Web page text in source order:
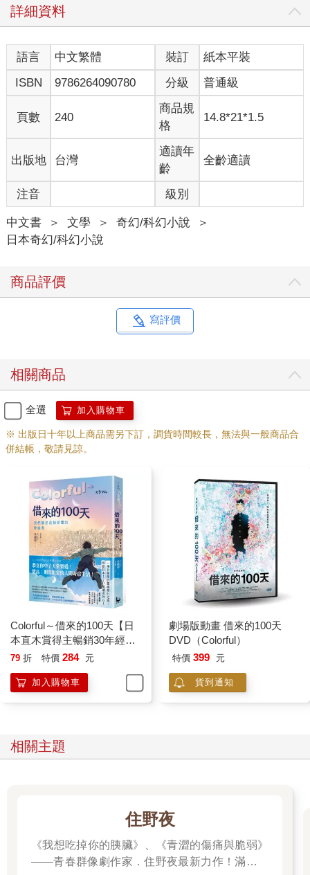
是誰都會嚇一跳吧。
「有心跳聲……也測得到血壓……這怎麼可能？！」
最後連醫生都一起大叫。
確認阿真復活了，叔叔、阿姨都開心得不得了。這也在所難免，
因為這兩人是阿真的媽媽和爸爸。畢竟是死去的兒子復活了，會
如此欣喜也是人之常情。他們一邊發出不成聲的聲音，一邊摸著
我的臉頰、手臂，抱住我的整個身軀。雖然是被毫不相識的人這
樣摸遍全身，但意外地我完全沒有不舒服的感覺。看來，阿真的
身體，比我的心還先接受了他們。
阿真還有另外一個家人，是個穿著學生服的男生。從剛剛開始，
他就怒氣沖沖地站在床前雙眼充血地瞪著我。在雙親、醫生還有
護士全都興奮不已的時候，獨自一人站在旁邊擺臭臉的這個男
生，正是阿真的哥哥：小林滿。這也是我後來才知道的，但是在
這個當下，我不只不認識阿滿，連阿真的年齡都不清楚，所以只
是迷迷糊糊地想著：「應該是兄弟吧。」
「阿真，你回來了，你回來了！」瘋了似地一直喊著兒子名字的
不發一語的兄弟。
當下的情況不容許我多仔細觀察，但總之算是和寄宿家庭的家人
他們看起來不像有錢人或什麼光鮮亮麗的明星世家，雖然有一點
們。畢竟，我睜開眼後看到的，本來也有可能是八個身穿紅黃條
紋緊身體操服的壯漢正圍著我大哭的場景。人啊，果然還是平凡
最好。
當我放鬆下來後，睡意就席捲而來。
直到剛剛都還在死亡狀態下的阿真，看來是離正常狀態還遠得
很，整個人疲倦到不行，也沒辦法做任何動作。結果我一句話都
這就是我作為小林真所迎來的第一個場景。
睡意和疲倦感之後也持續了一段時間。儘管阿真身體的復元力讓
主治醫生十分讚嘆，但可能是因為一天要服藥三次，所以我一直
很想睡。不過，反正我是在住院，沒什麼要做的事，也就順勢一
直睡著。
在一天裡有四分之三時間都在睡覺的日子中，我有時會像突然想
起什麼似地驚醒過來，而且醒來後，眼前一定會看到阿真媽媽或
是阿真爸爸的臉，又或者是阿滿的背影。
我睜開眼時如果窗外還亮著，那媽媽一定會坐在旁邊。她身型嬌
小、眉眼分明，總是淺淺地坐在病床旁的椅子上，然後像是在計
算我眨眼次數一樣盯著我看。她要是和我四目相望，就會簡短地
問我「身體還好嗎？」，或是「要不要開電視？」。除了這兩句
話，她其他什麼也不說，感覺好像有所顧慮，和我相處得非常小
心翼翼。我最一開始覺得她有點疏遠，但仔細想想，阿真會自
哥哥阿滿都是在傍晚出現。他會陪在我身邊幾個小時，讓母親可
以在那段時間去休息。不管經過多久時間，他總是不發一語，不
走廊。不曉得是不是他考試壓力太大了？
晚間的探視時間是七點到九點，這段時間阿真的爸爸從來不會缺
詳細資料
語言 中文繁體 裝訂
紙本平裝
ISBN
9786264090780 分級 普通級
頁數 240
商品規
格
14.8*21*1.5
出版地 台灣
適讀年
齡
全齡適讀
注音 級別
中文書 ＞ 文學 ＞ 奇幻/科幻小說
＞
日本奇幻/科幻小說
商品評價
寫評價
相關商品
全選 加入購物車
※ 出版日十年以上商品需另下訂，調貨時間較長，無法與一般商品合
併結帳，敬請見諒。
Colorful～借來的100天【日
本直木賞得主暢銷30年經典
作 · 動畫電影原著小說】
79 折 特價 284 元
加入購物車
劇場版動畫 借來的100天
DVD（Colorful）
特價 399 元
貨到通知
相關主題
住野夜
《我想吃掉你的胰臟》、《青澀的傷痛與脆弱》
——青春群像劇作家．住野夜最新力作！滿是錯